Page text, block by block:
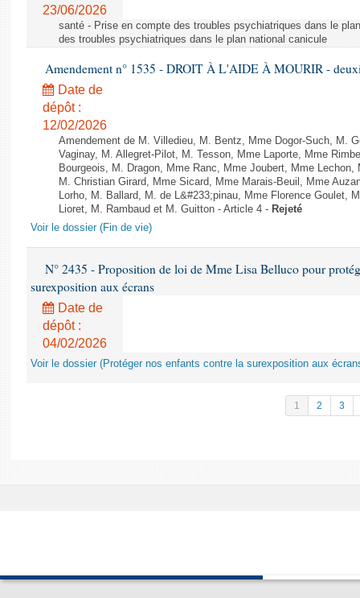
23/06/2026
santé - Prise en compte des troubles psychiatriques dans le
des troubles psychiatriques dans le plan national canicule
Amendement n° 1535 - DROIT À L'AIDE À MOURIR -
Date de
dépôt :
12/02/2026
Amendement de M. Villedieu, M. Bentz, Mme Dogor-Such, M.
Vaginay, M. Allegret-Pilot, M. Tesson, Mme Laporte, Mme
Bourgeois, M. Dragon, Mme Ranc, Mme Joubert, Mme
M. Christian Girard, Mme Sicard, Mme Marais-Beuil, Mme
Lorho, M. Ballard, M. de L&#233;pinau, Mme Florence Goulet,
Lioret, M. Rambaud et M. Guitton - Article 4 - Rejeté
Voir le dossier (Fin de vie)
N° 2435 - Proposition de loi de Mme Lisa Belluco pour
surexposition aux écrans
Date de
dépôt :
04/02/2026
Voir le dossier (Protéger nos enfants contre la surexposition aux
1 2 3